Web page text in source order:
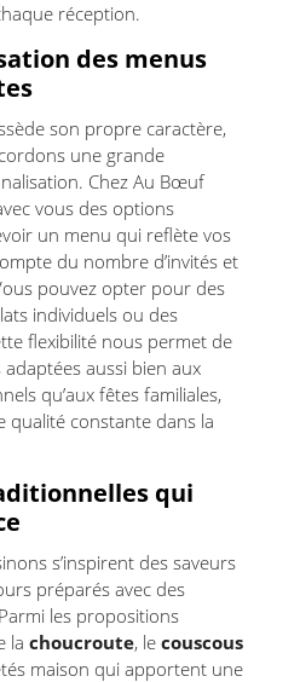
réception.
des menus
son propre caractère,
une grande
Chez Au Bœuf
vous des options
un menu qui reflète vos
du nombre d’invités et
pouvez opter pour des
individuels ou des
flexibilité nous permet de
aussi bien aux
qu’aux fêtes familiales,
constante dans la
qui
s’inspirent des saveurs
préparés avec des
les propositions
la choucroute, le couscous
maison qui apportent une